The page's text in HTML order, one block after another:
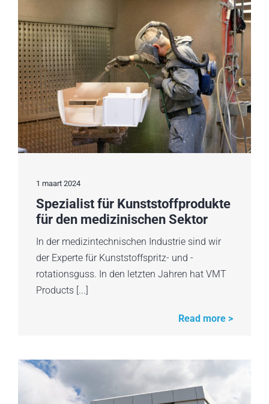
1 maart 2024
Spezialist für Kunststoffprodukte
für den medizinischen Sektor
In der medizintechnischen Industrie sind wir
der Experte für Kunststoffspritz- und -
rotationsguss. In den letzten Jahren hat VMT
Products [...]
Read more >